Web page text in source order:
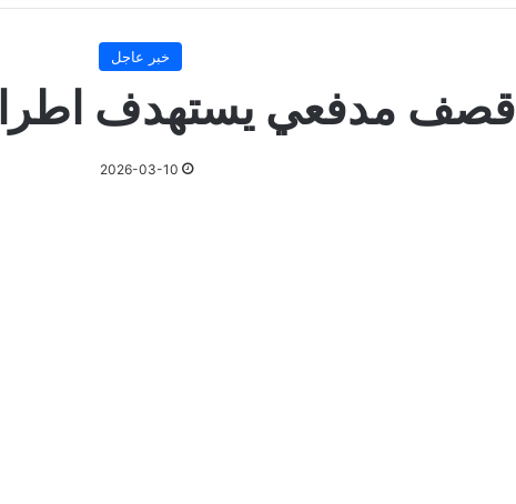
خبر عاجل
قصف مدفعي يستهدف
2026-03-10